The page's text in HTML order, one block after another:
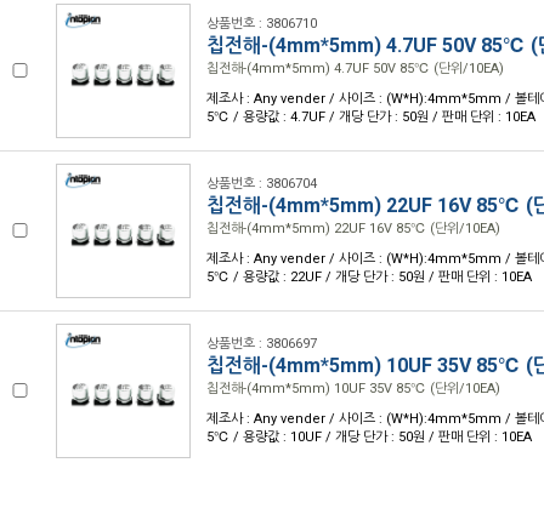
상품번호 : 3806710
칩전해-(4mm*5mm) 4.7UF 50V 85℃ (
칩전해-(4mm*5mm) 4.7UF 50V 85℃ (단위/10EA)
제조사 : Any vender / 사이즈 : (W*H):4mm*5mm / 볼테
5℃ / 용량값 : 4.7UF / 개당 단가 : 50원 / 판매 단위 : 10EA
상품번호 : 3806704
칩전해-(4mm*5mm) 22UF 16V 85℃ (
칩전해-(4mm*5mm) 22UF 16V 85℃ (단위/10EA)
제조사 : Any vender / 사이즈 : (W*H):4mm*5mm / 볼테
5℃ / 용량값 : 22UF / 개당 단가 : 50원 / 판매 단위 : 10EA
상품번호 : 3806697
칩전해-(4mm*5mm) 10UF 35V 85℃ (
칩전해-(4mm*5mm) 10UF 35V 85℃ (단위/10EA)
제조사 : Any vender / 사이즈 : (W*H):4mm*5mm / 볼테
5℃ / 용량값 : 10UF / 개당 단가 : 50원 / 판매 단위 : 10EA